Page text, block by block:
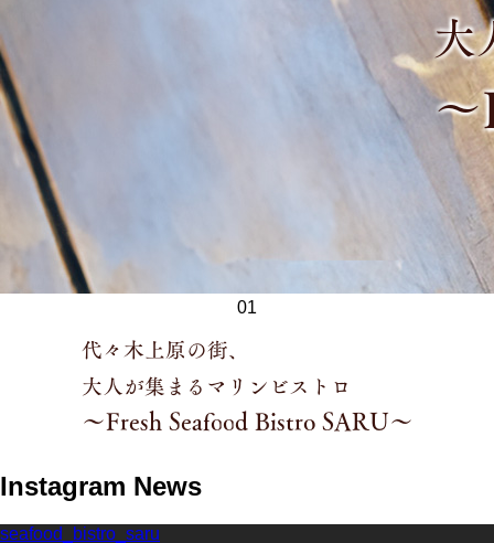
大
～
01
代々木上原の街、
大人が集ま るマ リ ンビス ト ロ
～FreshSeafoodBistroSARU～
Instagram News
seafood_bistro_saru